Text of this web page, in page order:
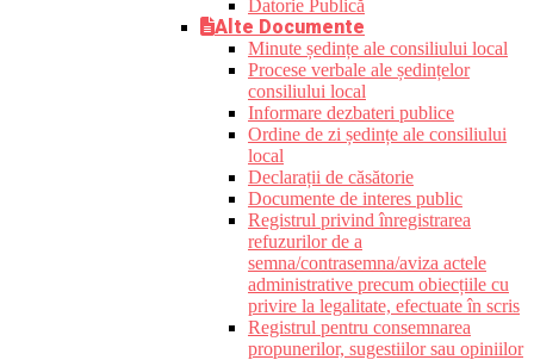
Datorie Publică
Alte Documente
Minute ședințe ale consiliului local
Procese verbale ale ședințelor
consiliului local
Informare dezbateri publice
Ordine de zi ședințe ale consiliului
local
Declarații de căsătorie
Documente de interes public
Registrul privind înregistrarea
refuzurilor de a
semna/contrasemna/aviza actele
administrative precum obiecțiile cu
privire la legalitate, efectuate în scris
Registrul pentru consemnarea
propunerilor, sugestiilor sau opiniilor